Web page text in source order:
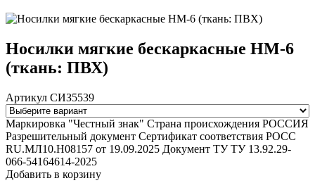
Носилки мягкие бескаркасные НМ-6
(ткань: ПВХ)
Артикул СИЗ5539
Маркировка "Честный знак" Страна происхождения РОССИЯ
Разрешительный документ Сертификат соответствия РОСС
RU.МЛ10.Н08157 от 19.09.2025 Документ ТУ ТУ 13.92.29-
066-54164614-2025
Добавить в корзину